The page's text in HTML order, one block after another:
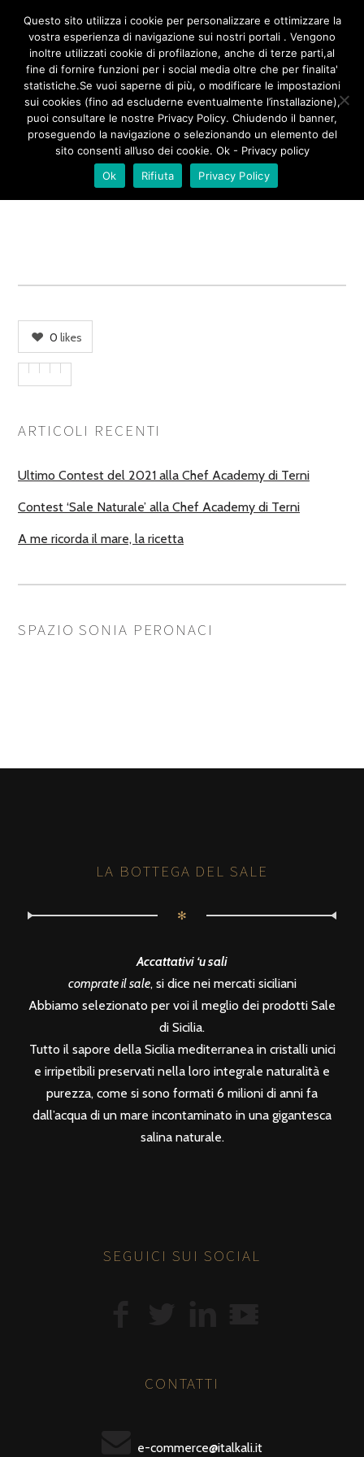
PLANETARIA 1
0 likes
ARTICOLI RECENTI
Ultimo Contest del 2021 alla Chef Academy di Terni
Contest ‘Sale Naturale’ alla Chef Academy di Terni
A me ricorda il mare, la ricetta
SPAZIO SONIA PERONACI
LA BOTTEGA DEL SALE
✻
Accattativi ‘u sali
comprate il sale, si dice nei mercati siciliani
Abbiamo selezionato per voi il meglio dei prodotti Sale
di Sicilia.
Tutto il sapore della Sicilia mediterranea in cristalli unici
e irripetibili preservati nella loro integrale naturalità e
purezza, come si sono formati 6 milioni di anni fa
dall’acqua di un mare incontaminato in una gigantesca
salina naturale.
SEGUICI SUI SOCIAL
CONTATTI
e-commerce@italkali.it
Questo sito utilizza i cookie per personalizzare e ottimizzare la
vostra esperienza di navigazione sui nostri portali . Vengono
inoltre utilizzati cookie di profilazione, anche di terze parti,al
fine di fornire funzioni per i social media oltre che per finalita'
statistiche.Se vuoi saperne di più, o modificare le impostazioni
sui cookies (fino ad escluderne eventualmente l’installazione),
puoi consultare le nostre Privacy Policy. Chiudendo il banner,
proseguendo la navigazione o selezionando un elemento del
sito consenti all’uso dei cookie. Ok - Privacy policy
Ok
Rifiuta Privacy Policy